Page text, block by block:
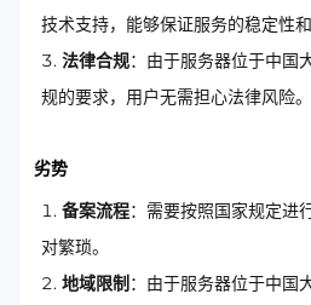
技术支持，能够保证服务的稳定性和
法律合规：由于服务器位于中国
规的要求，用户无需担心法律风险。
劣势
备案流程：需要按照国家规定进
对繁琐。
地域限制 ：由于服务器位于中国